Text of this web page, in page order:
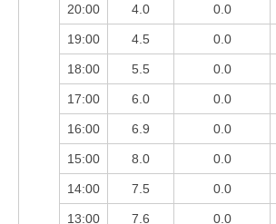
20:00 4.0 0.0
19:00 4.5 0.0
18:00 5.5 0.0
17:00 6.0 0.0
16:00 6.9 0.0
15:00 8.0 0.0
14:00 7.5 0.0
13:00 7.6 0.0